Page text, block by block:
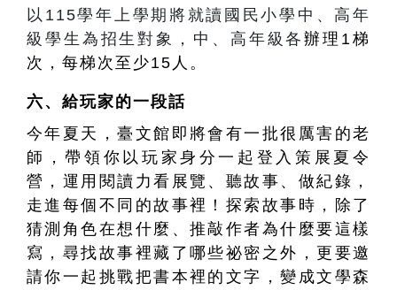
以115學年上學期將就讀國民小學中、高年
級學生為招生對象，中、高年級各辦理1梯
次，每梯次至少15人。
六、 給玩家的一段話
今年夏天，臺文館即將會有一批很厲害的老
師，帶領你以玩家身分一起登入策展夏令
營，運用閱讀力看展覽、聽故事、做紀錄，
走進每個不同的故事裡！探索故事時，除了
猜測角色在想什麼、推敲作者為什麼要這樣
寫，尋找故事裡藏了哪些祕密之外，更要邀
請你一起挑戰把書本裡的文字，變成文學森